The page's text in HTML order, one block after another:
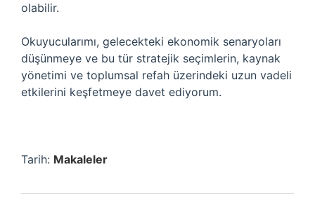
olabilir.
Okuyucularımı, gelecekteki ekonomik senaryoları
düşünmeye ve bu tür stratejik seçimlerin, kaynak
yönetimi ve toplumsal refah üzerindeki uzun vadeli
etkilerini keşfetmeye davet ediyorum.
Tarih: Makaleler